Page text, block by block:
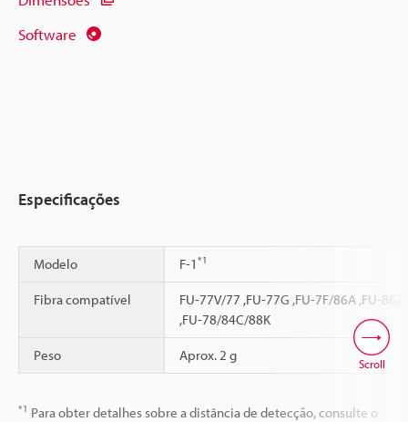
Software
Especificações
Modelo F-1 *1
Fibra compatível
FU-77V/77 ,FU-77G ,FU-7F/86A ,FU-86Z
,FU-78/84C/88K
Peso Aprox. 2 g
*1 Para obter detalhes sobre a distância de detecção, consulte o
Scroll